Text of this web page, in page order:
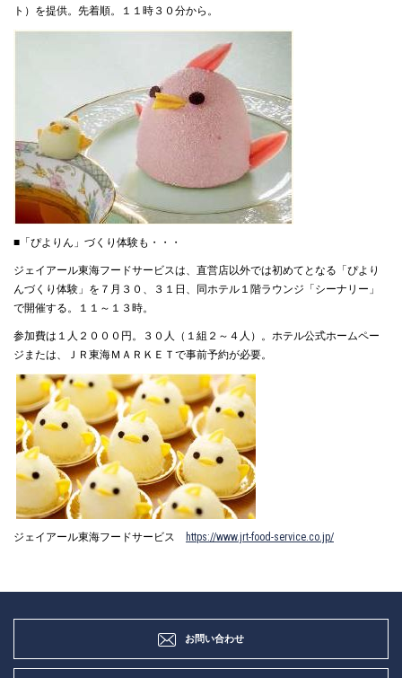
ト）を提供。先着順。１１時３０分から。
■「ぴよりん」づくり体験も・・・
ジェイアール東海フードサービスは、直営店以外では初めてとなる「ぴより
んづくり体験」を７月３０、３１日、同ホテル１階ラウンジ「シーナリー」
で開催する。１１～１３時。
参加費は１人２０００円。３０人（１組２～４人）。ホテル公式ホームペー
ジまたは、ＪＲ東海ＭＡＲＫＥＴで事前予約が必要。
ジェイアール東海フードサービス https://www.jrt-food-service.co.jp/
お問い合わせ